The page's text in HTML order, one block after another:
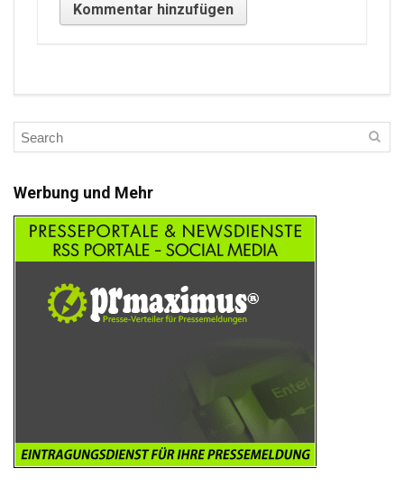
Werbung und Mehr